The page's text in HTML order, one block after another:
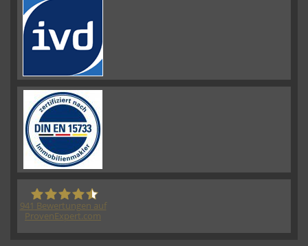
HORN IMMOBILIEN GmbH
941 Bewertungen auf
ProvenExpert.com